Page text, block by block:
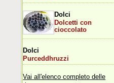
Dolci
Dolcetti con
cioccolato
Dolci
Purceddhruzzi
Vai all'elenco completo delle